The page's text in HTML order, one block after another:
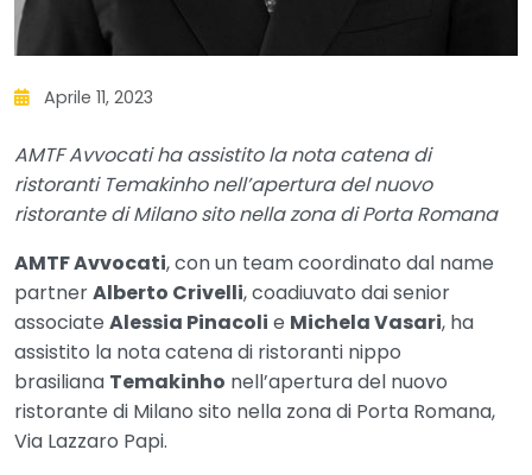
Aprile 11, 2023
AMTF Avvocati ha assistito la nota catena di
ristoranti Temakinho nell’apertura del nuovo
ristorante di Milano sito nella zona di Porta Romana
AMTF Avvocati, con un team coordinato dal name
partnerAlberto Crivelli, coadiuvato dai senior
associate Alessia Pinacoli e Michela Vasari, ha
assistito la nota catena di ristoranti nippo
brasiliana Temakinho nell’apertura del nuovo
ristorante di Milano sito nella zona di Porta Romana,
Via Lazzaro Papi.